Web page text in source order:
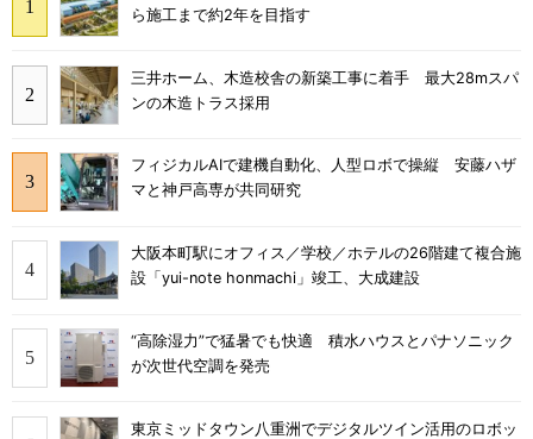
ら施工まで約2年を目指す
三井ホーム、木造校舎の新築工事に着手 最大28mスパ
ンの木造トラス採用
フィジカルAIで建機自動化、人型ロボで操縦 安藤ハザ
マと神戸高専が共同研究
大阪本町駅にオフィス／学校／ホテルの26階建て複合施
設「yui-note honmachi」竣工、大成建設
“高除湿力”で猛暑でも快適 積水ハウスとパナソニック
が次世代空調を発売
東京ミッドタウン八重洲でデジタルツイン活用のロボッ